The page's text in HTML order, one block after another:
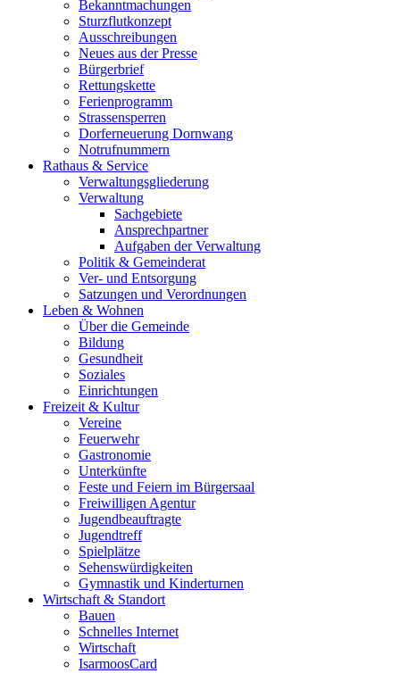
Bekanntmachungen
Sturzflutkonzept
Ausschreibungen
Neues aus der Presse
Bürgerbrief
Rettungskette
Ferienprogramm
Strassensperren
Dorferneuerung Dornwang
Notrufnummern
Rathaus & Service
Verwaltungsgliederung
Verwaltung
Sachgebiete
Ansprechpartner
Aufgaben der Verwaltung
Politik & Gemeinderat
Ver- und Entsorgung
Satzungen und Verordnungen
Leben & Wohnen
Über die Gemeinde
Bildung
Gesundheit
Soziales
Einrichtungen
Freizeit & Kultur
Vereine
Feuerwehr
Gastronomie
Unterkünfte
Feste und Feiern im Bürgersaal
Freiwilligen Agentur
Jugendbeauftragte
Jugendtreff
Spielplätze
Sehenswürdigkeiten
Gymnastik und Kinderturnen
Wirtschaft & Standort
Bauen
Schnelles Internet
Wirtschaft
IsarmoosCard